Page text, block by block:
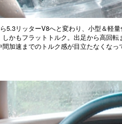
5.3リッターV8へと変わり、小型＆軽
かもフラットトルク。出足から高回
加速までのトルク感が目立たなくな